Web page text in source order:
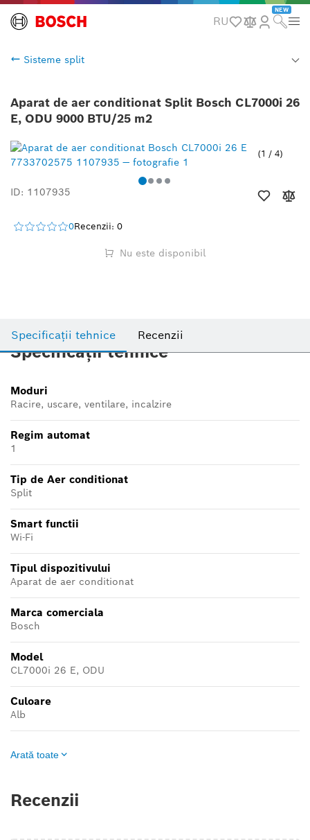
RU
NEW
Sisteme split
Aparat de aer conditionat Split Bosch CL7000i 26
E, ODU 9000 BTU/25 m2
1 / 4
ID: 1107935
0Recenzii: 0
Nu este disponibil
Specificații tehnice Recenzii
Specificații tehnice
Moduri
Racire, uscare, ventilare, incalzire
Regim automat
1
Tip de Aer conditionat
Split
Smart functii
Wi-Fi
Tipul dispozitivului
Aparat de aer conditionat
Marca comerciala
Bosch
Model
CL7000i 26 E, ODU
Culoare
Alb
Arată toate
Recenzii